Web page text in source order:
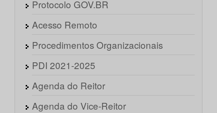
Protocolo GOV.BR
Acesso Remoto
Procedimentos Organizacionais
PDI 2021-2025
Agenda do Reitor
Agenda do Vice-Reitor